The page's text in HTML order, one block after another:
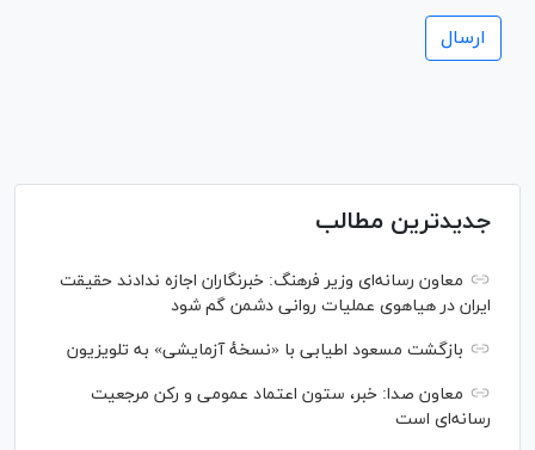
جدیدترین مطالب
معاون رسانه‌ای وزیر فرهنگ: خبرنگاران اجازه ندادند حقیقت
ایران در هیاهوی عملیات روانی دشمن گم شود
بازگشت مسعود اطیابی با «نسخهٔ آزمایشی» به تلویزیون
معاون صدا: خبر، ستون اعتماد عمومی و رکن مرجعیت
رسانه‌ای است